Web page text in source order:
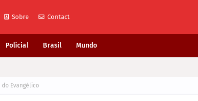
Sobre Contact
Policial Brasil Mundo
do Evangélico